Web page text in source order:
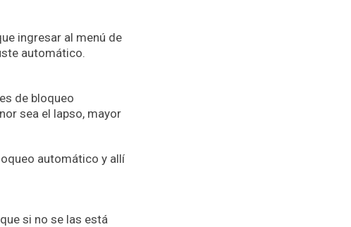
ingresar al menú de
automático.
de bloqueo
sea el lapso, mayor
automático y allí
si no se las está